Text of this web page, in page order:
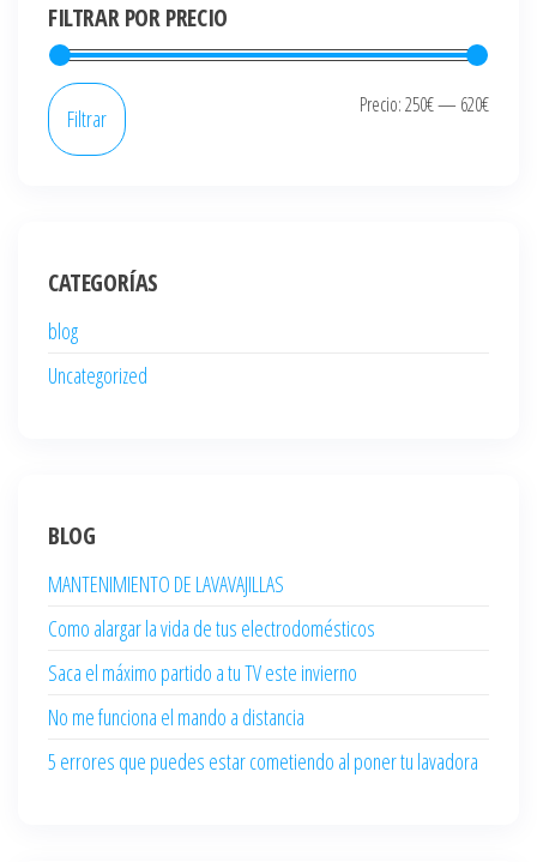
FILTRAR POR PRECIO
Precio
Precio
Filtrar Precio:250€— 620€
CATEGORÍAS
blog
Uncategorized
BLOG
MANTENIMIENTO DE LAVAVAJILLAS
Como alargar la vida de tus electrodomésticos
Saca el máximo partido a tu TV este invierno
No me funciona el mando a distancia
5 errores que puedes estar cometiendo al poner tu lavadora